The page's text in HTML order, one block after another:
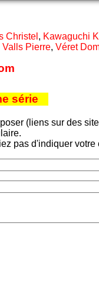
Christel , Kawaguchi
Valls Pierre, Véret
série
(liens sur des
pas d'indiquer votre